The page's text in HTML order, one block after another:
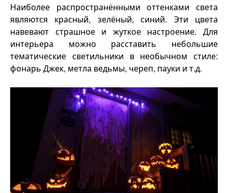
Наиболее распространёнными оттенками света
являются красный, зелёный, синий. Эти цвета
навевают страшное и жуткое настроение. Для
интерьера можно расставить небольшие
тематические светильники в необычном стиле:
фонарь Джек, метла ведьмы, череп, пауки и т.д.